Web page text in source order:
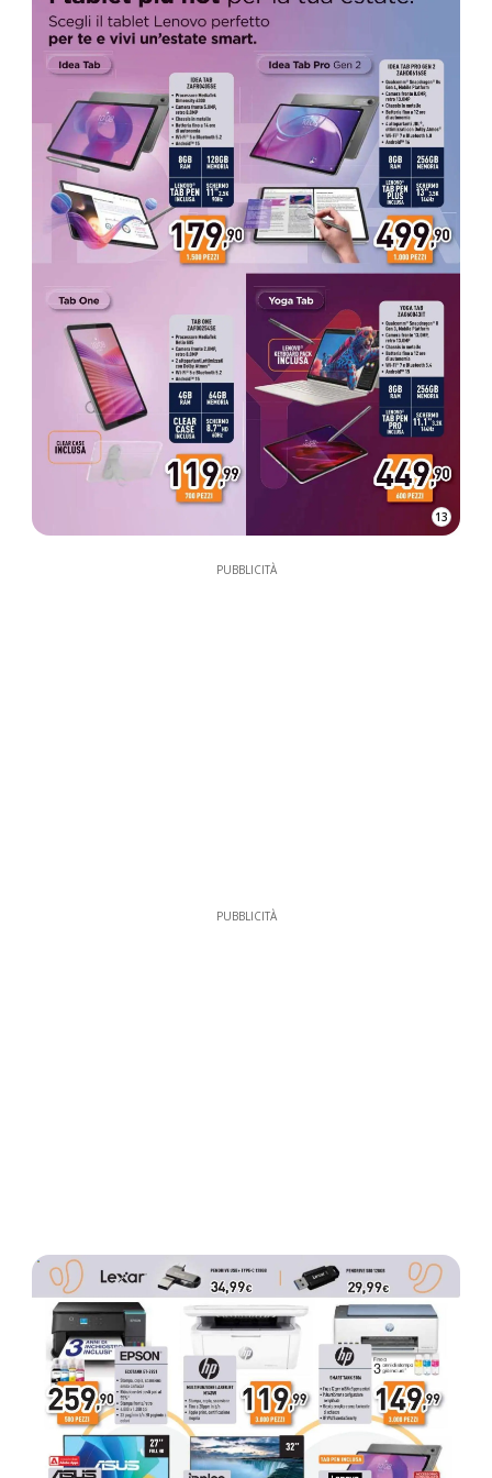
13
PUBBLICITÀ
PUBBLICITÀ